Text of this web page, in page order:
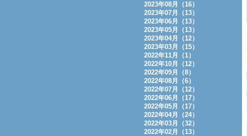
2023年08月（16）
2023年07月（13）
2023年06月（13）
2023年05月（13）
2023年04月（12）
2023年03月（15）
2022年11月（1）
2022年10月（12）
2022年09月（8）
2022年08月（6）
2022年07月（12）
2022年06月（17）
2022年05月（17）
2022年04月（24）
2022年03月（32）
2022年02月（13）